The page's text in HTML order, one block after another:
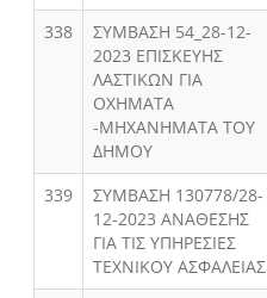
338
ΣΥΜΒΑΣΗ 54_28-12-
2023 ΕΠΙΣΚΕΥΗΣ
ΛΑΣΤΙΚΩΝ ΓΙΑ
ΟΧΗΜΑΤΑ
-ΜΗΧΑΝΗΜΑΤΑ ΤΟΥ
ΔΗΜΟΥ
339
ΣΥΜΒΑΣΗ 130778/28-
12-2023 ΑΝΑΘΕΣΗΣ
ΓΙΑ ΤΙΣ ΥΠΗΡΕΣΙΕΣ
ΤΕΧΝΙΚΟΥ ΑΣΦΑΛΕΙΑΣ